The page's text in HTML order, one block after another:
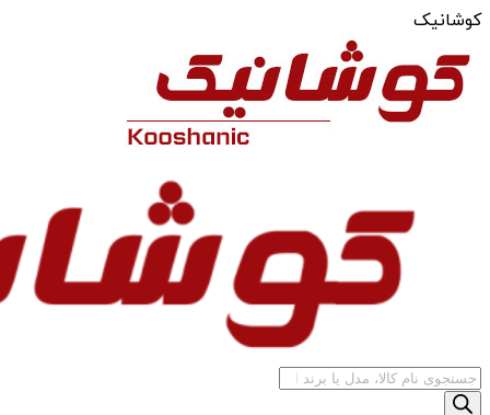
کوشانیک
جستجوی
محصولات